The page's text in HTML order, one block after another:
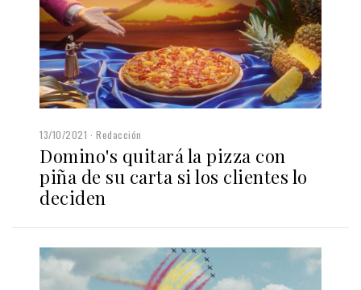
13/10/2021 Redacción
Domino's quitará la pizza con
piña de su carta si los clientes lo
deciden